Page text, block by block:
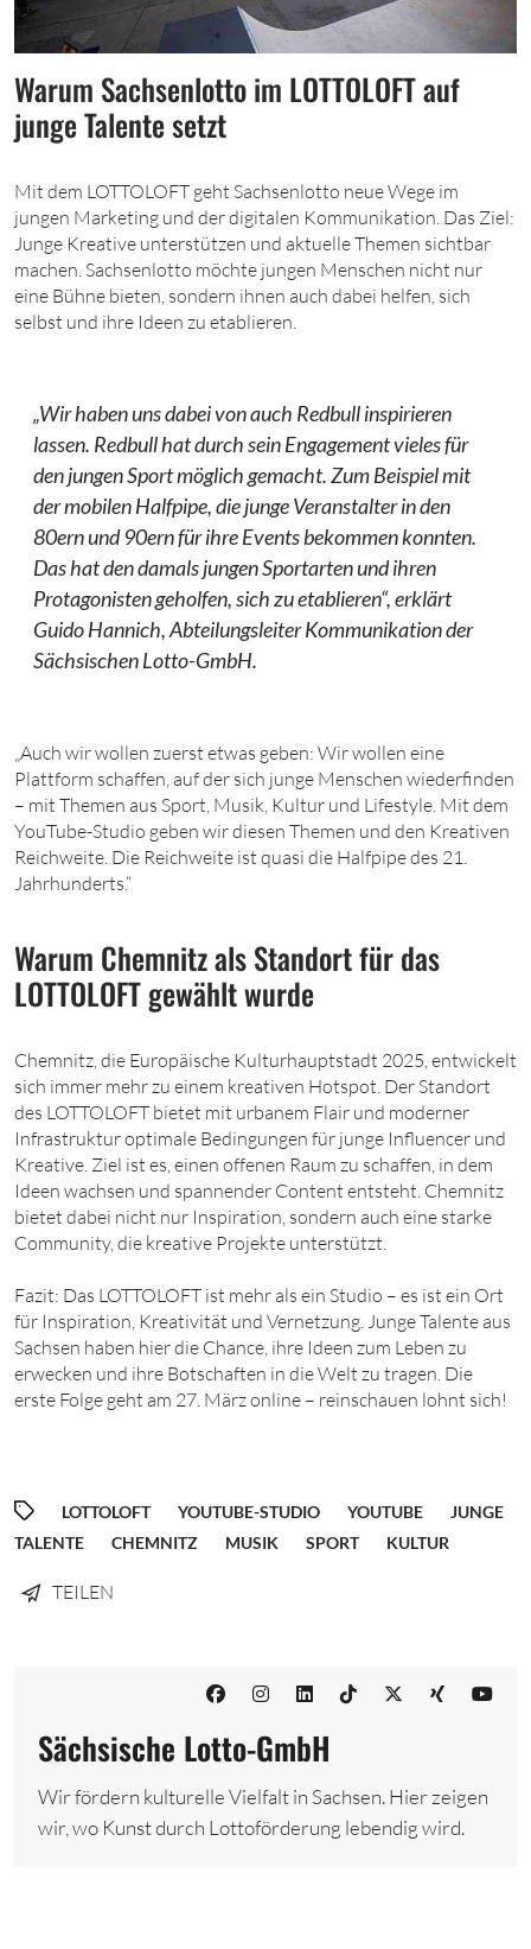
Warum Sachsenlotto im LOTTOLOFT auf
junge Talente setzt
Mit dem LOTTOLOFT geht Sachsenlotto neue Wege im
jungen Marketing und der digitalen Kommunikation. Das Ziel:
Junge Kreative unterstützen und aktuelle Themen sichtbar
machen. Sachsenlotto möchte jungen Menschen nicht nur
eine Bühne bieten, sondern ihnen auch dabei helfen, sich
selbst und ihre Ideen zu etablieren.
„Wir haben uns dabei von auch Redbull inspirieren
lassen. Redbull hat durch sein Engagement vieles für
den jungen Sport möglich gemacht. Zum Beispiel mit
der mobilen Halfpipe, die junge Veranstalter in den
80ern und 90ern für ihre Events bekommen konnten.
Das hat den damals jungen Sportarten und ihren
Protagonisten geholfen, sich zu etablieren“, erklärt
Guido Hannich, Abteilungsleiter Kommunikation der
Sächsischen Lotto-GmbH.
„Auch wir wollen zuerst etwas geben: Wir wollen eine
Plattform schaffen, auf der sich junge Menschen wiederfinden
– mit Themen aus Sport, Musik, Kultur und Lifestyle. Mit dem
YouTube-Studio geben wir diesen Themen und den Kreativen
Reichweite. Die Reichweite ist quasi die Halfpipe des 21.
Jahrhunderts.“
Warum Chemnitz als Standort für das
LOTTOLOFT gewählt wurde
Chemnitz, die Europäische Kulturhauptstadt 2025, entwickelt
sich immer mehr zu einem kreativen Hotspot. Der Standort
des LOTTOLOFT bietet mit urbanem Flair und moderner
Infrastruktur optimale Bedingungen für junge Influencer und
Kreative. Ziel ist es, einen offenen Raum zu schaffen, in dem
Ideen wachsen und spannender Content entsteht. Chemnitz
bietet dabei nicht nur Inspiration, sondern auch eine starke
Community, die kreative Projekte unterstützt.
Fazit: Das LOTTOLOFT ist mehr als ein Studio – es ist ein Ort
für Inspiration, Kreativität und Vernetzung. Junge Talente aus
Sachsen haben hier die Chance, ihre Ideen zum Leben zu
erwecken und ihre Botschaften in die Welt zu tragen. Die
erste Folge geht am 27. März online – reinschauen lohnt sich!
LOTTOLOFT YOUTUBE-STUDIO YOUTUBE
JUNGE
TALENTE
CHEMNITZ MUSIK SPORT KULTUR
TEILEN
Sächsische Lotto-GmbH
Wir fördern kulturelle Vielfalt in Sachsen. Hier zeigen
wir, wo Kunst durch Lottoförderung lebendig wird.